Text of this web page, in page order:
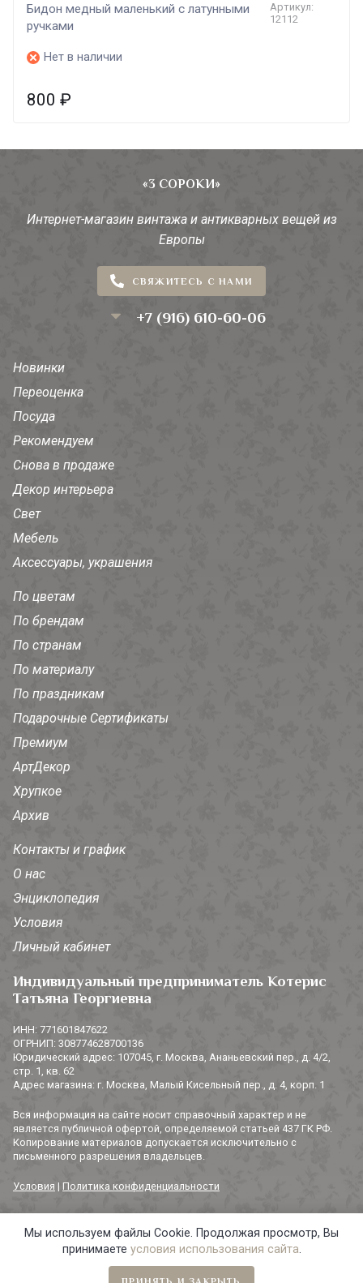
Бидон медный маленький с латунными
ручками
Артикул:
12112
Нет в наличии
800 ₽
«3 СОРОКИ»
Интернет-магазин винтажа и антикварных вещей из
Европы
СВЯЖИТЕСЬ С НАМИ
+7 (916) 610-60-06
Новинки
Переоценка
Посуда
Рекомендуем
Снова в продаже
Декор интерьера
Свет
Мебель
Аксессуары, украшения
По цветам
По брендам
По странам
По материалу
По праздникам
Подарочные Сертификаты
Премиум
АртДекор
Хрупкое
Архив
Контакты и график
О нас
Энциклопедия
Условия
Личный кабинет
Индивидуальный предприниматель Котерис
Татьяна Георгиевна
ИНН: 771601847622
ОГРНИП: 308774628700136
Юридический адрес: 107045, г. Москва, Ананьевский пер., д. 4/2,
стр. 1, кв. 62
Адрес магазина: г. Москва, Малый Кисельный пер., д. 4, корп. 1
Вся информация на сайте носит справочный характер и не
является публичной офертой, определяемой статьей 437 ГК РФ.
Копирование материалов допускается исключительно с
письменного разрешения владельцев.
Условия | Политика конфиденциальности
© 2014-2026 «3 СОРОКИ». Все права защищены.
Мы используем файлы Cookie. Продолжая просмотр, Вы
принимаете условия использования сайта.